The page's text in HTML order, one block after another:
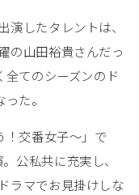
したタレントは、
の山田裕貴さんだっ
てのシーズンのド
た。
！交番女子〜」で
公私共に充実し、
ラマでお見掛けしな